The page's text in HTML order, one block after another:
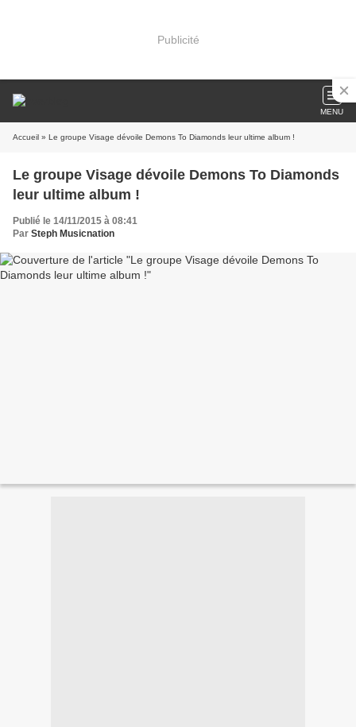
Publicité
MENU
Accueil » Le groupe Visage dévoile Demons To Diamonds leur ultime album !
Le groupe Visage dévoile Demons To Diamonds
leur ultime album !
Publié le 14/11/2015 à 08:41
Par Steph Musicnation